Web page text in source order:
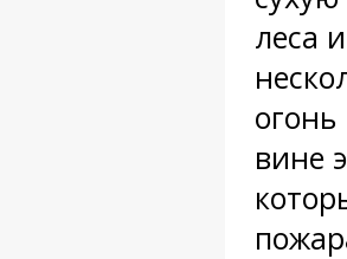
леса
вине